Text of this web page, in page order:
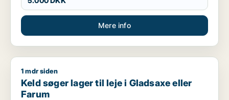
Mere info
Keld søger lager til leje i Gladsaxe eller Farum
1 mdr siden
Keld søger lager til leje i Gladsaxe eller
Farum